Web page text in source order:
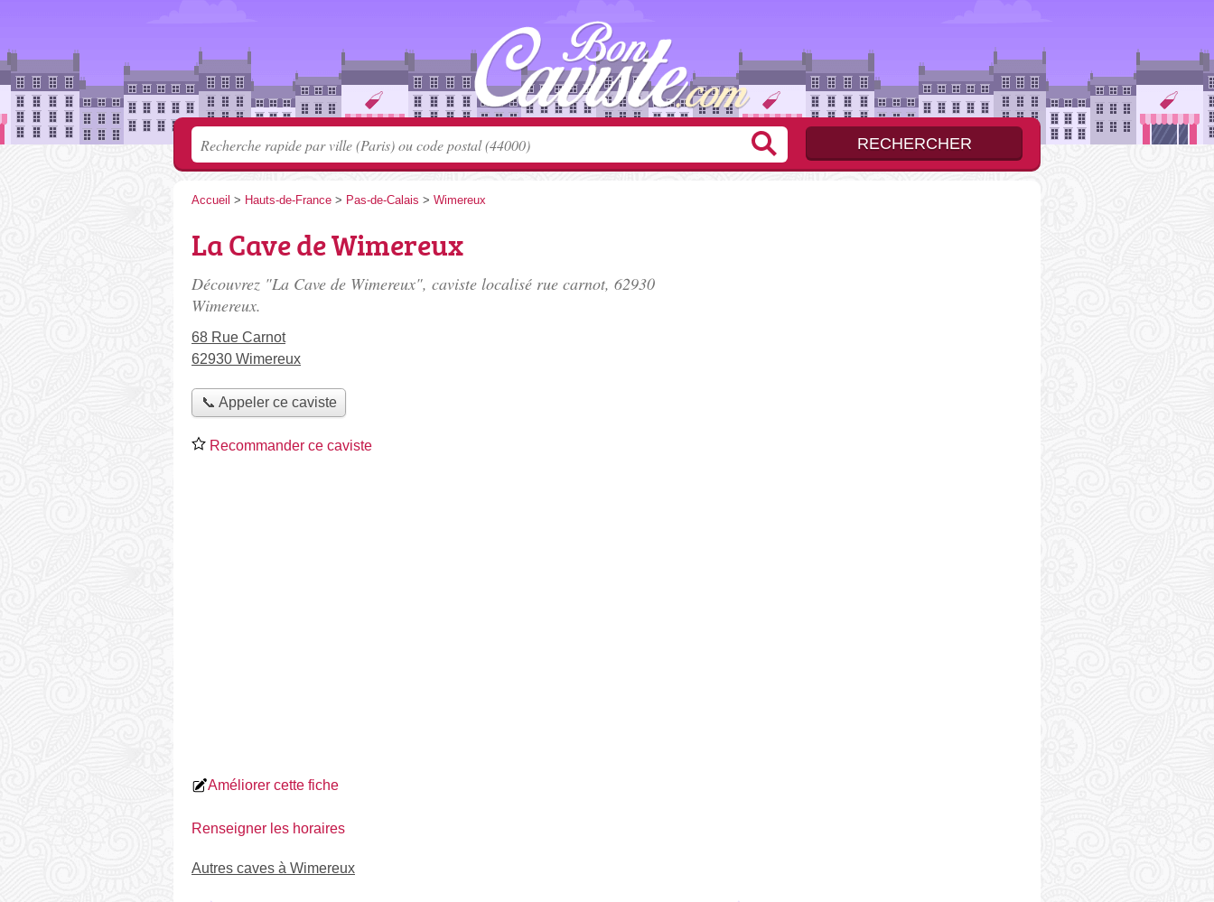
Accueil > Hauts-de-France > Pas-de-Calais > Wimereux
La Cave de Wimereux
Découvrez "La Cave de Wimereux", caviste localisé rue carnot, 62930
Wimereux.
68 Rue Carnot
62930 Wimereux
📞 Appeler ce caviste
Recommander ce caviste
Améliorer cette fiche
Renseigner les horaires
Autres caves à Wimereux